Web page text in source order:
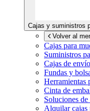
Cajas y suministros
Volver al
Cajas para
Suministros
Cajas de
Fundas y
Herramientas
Cinta de
Soluciones
Alquilar cajas